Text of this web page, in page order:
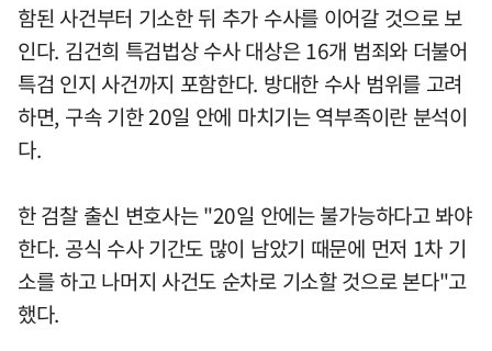
함된 사건부터 기소한 뒤 추가 수사를 이어갈 것으로 보
인다. 김건희 특검법상 수사 대상은 16개 범죄와 더불어
특검 인지 사건까지 포함한다. 방대한 수사 범위를 고려
하면, 구속 기한 20일 안에 마치기는 역부족이란 분석이
다.
한 검찰 출신 변호사는 "20일 안에는 불가능하다고 봐야
한다. 공식 수사 기간도 많이 남았기 때문에 먼저 1차 기
소를 하고 나머지 사건도 순차로 기소할 것으로 본다"고
했다.